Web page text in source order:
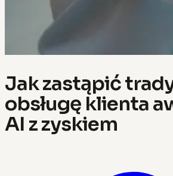
Jak zastąpić
obsługę klienta
AI z zyskiem